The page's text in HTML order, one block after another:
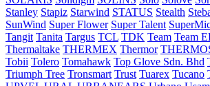
Stanley Stapiz Starwind STATUS Stealth
SunWind Super Flower Super Talent
Tangit Tanita Targus TCL TDK Team Team
Thermaltake THERMEX Thermor
Tobii Tolero Tomahawk Top Glove Sdn. Bhd
Triumph Tree Tronsmart Trust Tuarex Tucano